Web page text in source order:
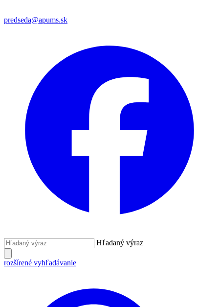
predseda@apums.sk
Hľadaný výraz
rozšírené vyhľadávanie